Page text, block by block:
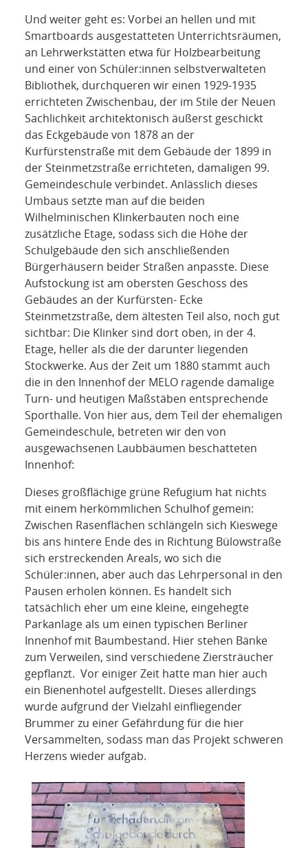
Und weiter geht es: Vorbei an hellen und mit
Smartboards ausgestatteten Unterrichtsräumen,
an Lehrwerkstätten etwa für Holzbearbeitung
und einer von Schüler:innen selbstverwalteten
Bibliothek, durchqueren wir einen 1929-1935
errichteten Zwischenbau, der im Stile der Neuen
Sachlichkeit architektonisch äußerst geschickt
das Eckgebäude von 1878 an der
Kurfürstenstraße mit dem Gebäude der 1899 in
der Steinmetzstraße errichteten, damaligen 99.
Gemeindeschule verbindet. Anlässlich dieses
Umbaus setzte man auf die beiden
Wilhelminischen Klinkerbauten noch eine
zusätzliche Etage, sodass sich die Höhe der
Schulgebäude den sich anschließenden
Bürgerhäusern beider Straßen anpasste. Diese
Aufstockung ist am obersten Geschoss des
Gebäudes an der Kurfürsten- Ecke
Steinmetzstraße, dem ältesten Teil also, noch gut
sichtbar: Die Klinker sind dort oben, in der 4.
Etage, heller als die der darunter liegenden
Stockwerke. Aus der Zeit um 1880 stammt auch
die in den Innenhof der MELO ragende damalige
Turn- und heutigen Maßstäben entsprechende
Sporthalle. Von hier aus, dem Teil der ehemaligen
Gemeindeschule, betreten wir den von
ausgewachsenen Laubbäumen beschatteten
Innenhof:
Dieses großflächige grüne Refugium hat nichts
mit einem herkömmlichen Schulhof gemein:
Zwischen Rasenflächen schlängeln sich Kieswege
bis ans hintere Ende des in Richtung Bülowstraße
sich erstreckenden Areals, wo sich die
Schüler:innen, aber auch das Lehrpersonal in den
Pausen erholen können. Es handelt sich
tatsächlich eher um eine kleine, eingehegte
Parkanlage als um einen typischen Berliner
Innenhof mit Baumbestand. Hier stehen Bänke
zum Verweilen, sind verschiedene Ziersträucher
gepflanzt. Vor einiger Zeit hatte man hier auch
ein Bienenhotel aufgestellt. Dieses allerdings
wurde aufgrund der Vielzahl einfliegender
Brummer zu einer Gefährdung für die hier
Versammelten, sodass man das Projekt schweren
Herzens wieder aufgab.